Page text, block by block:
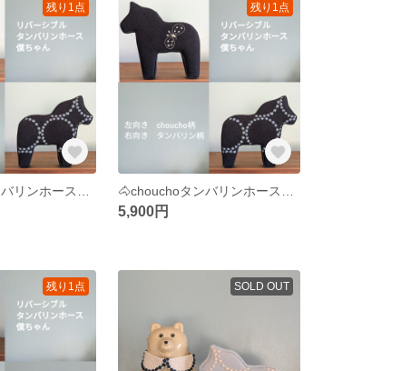
残り1点 残り1点
5,900円
残り1点 SOLD OUT